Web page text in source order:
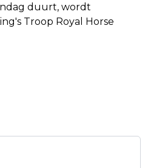
duurt, wordt
Troop Royal Horse
DOOR
BAS